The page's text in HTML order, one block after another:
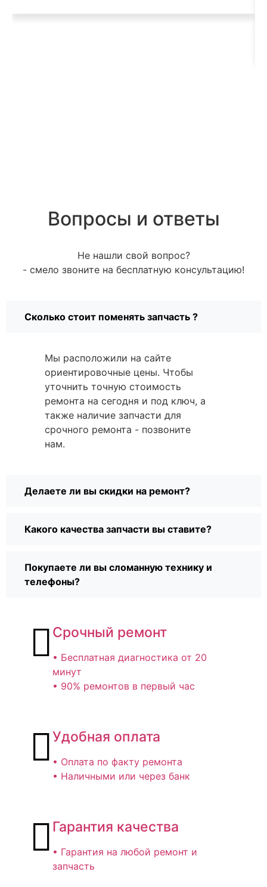
Вопросы и ответы
Не нашли свой вопрос?
- смело звоните на бесплатную консультацию!
Сколько стоит поменять запчасть ?
Мы расположили на сайте
ориентировочные цены. Чтобы
уточнить точную стоимость
ремонта на сегодня и под ключ, а
также наличие запчасти для
срочного ремонта - позвоните
нам.
Делаете ли вы скидки на ремонт?
Какого качества запчасти вы ставите?
Покупаете ли вы сломанную технику и
телефоны?
Срочный ремонт
• Бесплатная диагностика от 20
минут
• 90% ремонтов в первый час
Удобная оплата
• Оплата по факту ремонта
• Наличными или через банк
Гарантия качества
• Гарантия на любой ремонт и
запчасть